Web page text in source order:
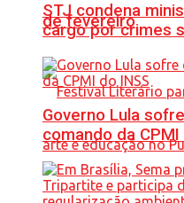
de fevereiro
STJ condena
cargo por crimes
Governo Lula
comando da CPMI